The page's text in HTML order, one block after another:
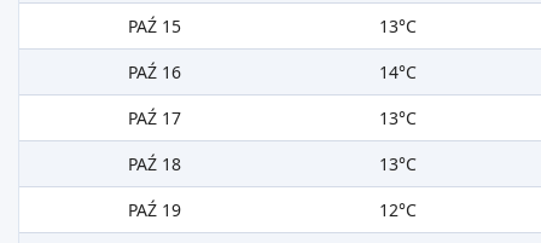
PAŹ 15
13°C
PAŹ 16
14°C
PAŹ 17
13°C
PAŹ 18
13°C
PAŹ 19
12°C